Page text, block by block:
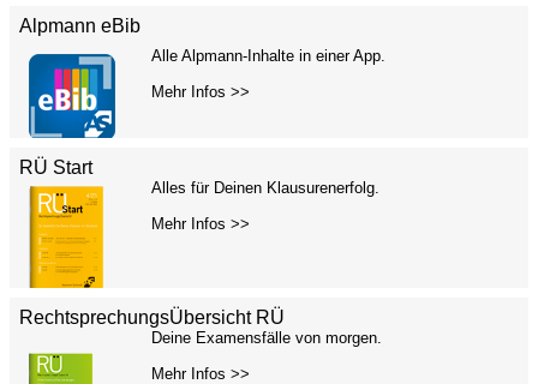
Alpmann eBib
Alle Alpmann-Inhalte in einer App.
Mehr Infos >>
RÜ Start
Alles für Deinen Klausurenerfolg.
Mehr Infos >>
RechtsprechungsÜbersicht RÜ
Deine Examensfälle von morgen.
Mehr Infos >>